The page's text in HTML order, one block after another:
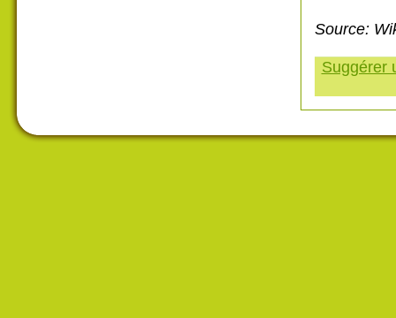
Source:
Suggérer